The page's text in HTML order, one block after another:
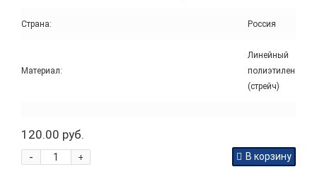
Страна: Россия
Материал:
Линейный
полиэтилен
(стрейч)
120.00 руб.
+
- В корзину